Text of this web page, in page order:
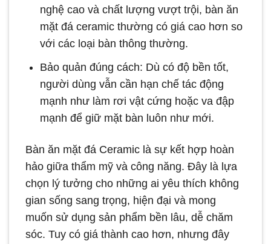
nghệ cao và chất lượng vượt trội, bàn ăn
mặt đá ceramic thường có giá cao hơn so
với các loại bàn thông thường.
Bảo quản đúng cách: Dù có độ bền tốt,
người dùng vẫn cần hạn chế tác động
mạnh như làm rơi vật cứng hoặc va đập
mạnh để giữ mặt bàn luôn như mới.
Bàn ăn mặt đá Ceramic là sự kết hợp hoàn
hảo giữa thẩm mỹ và công năng. Đây là lựa
chọn lý tưởng cho những ai yêu thích không
gian sống sang trọng, hiện đại và mong
muốn sử dụng sản phẩm bền lâu, dễ chăm
sóc. Tuy có giá thành cao hơn, nhưng đây